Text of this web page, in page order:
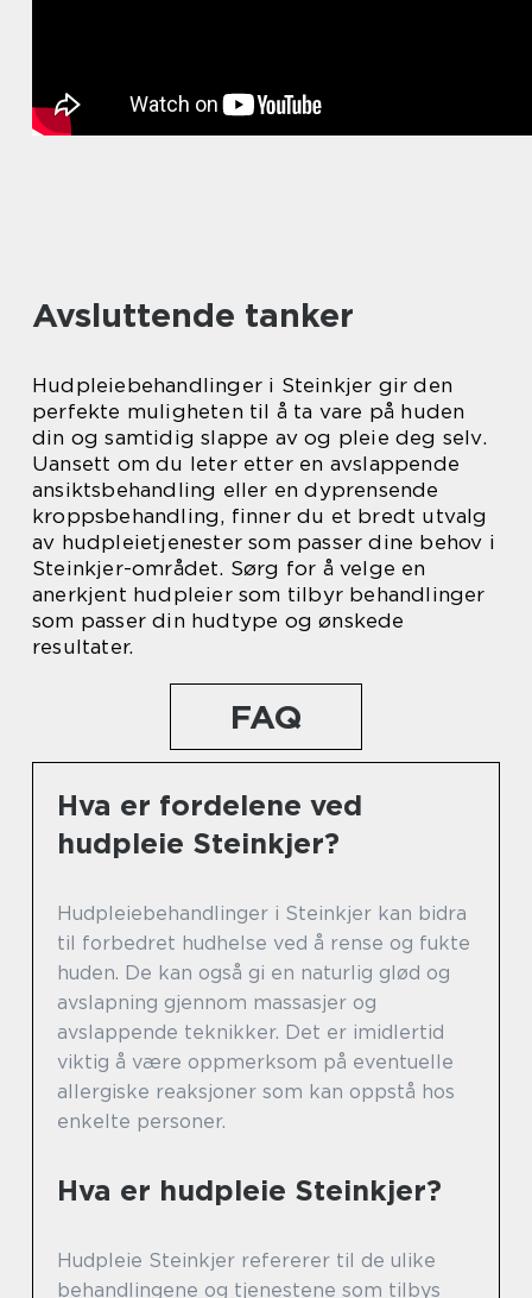
Avsluttende tanker
Hudpleiebehandlinger i Steinkjer gir den
perfekte muligheten til å ta vare på huden
din og samtidig slappe av og pleie deg selv.
Uansett om du leter etter en avslappende
ansiktsbehandling eller en dyprensende
kroppsbehandling, finner du et bredt utvalg
av hudpleietjenester som passer dine behov i
Steinkjer-området. Sørg for å velge en
anerkjent hudpleier som tilbyr behandlinger
som passer din hudtype og ønskede
resultater.
FAQ
Hva er fordelene ved
hudpleie Steinkjer?
Hudpleiebehandlinger i Steinkjer kan bidra
til forbedret hudhelse ved å rense og fukte
huden. De kan også gi en naturlig glød og
avslapning gjennom massasjer og
avslappende teknikker. Det er imidlertid
viktig å være oppmerksom på eventuelle
allergiske reaksjoner som kan oppstå hos
enkelte personer.
Hva er hudpleie Steinkjer?
Hudpleie Steinkjer refererer til de ulike
behandlingene og tjenestene som tilbys